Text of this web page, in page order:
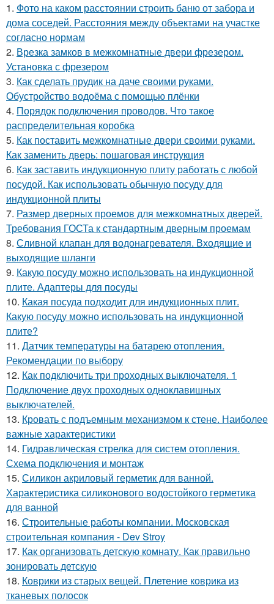
1. Фото на каком расстоянии строить баню от забора и
дома соседей. Расстояния между объектами на участке
согласно нормам
2. Врезка замков в межкомнатные двери фрезером.
Установка с фрезером
3. Как сделать прудик на даче своими руками.
Обустройство водоёма с помощью плёнки
4. Порядок подключения проводов. Что такое
распределительная коробка
5. Как поставить межкомнатные двери своими руками.
Как заменить дверь: пошаговая инструкция
6. Как заставить индукционную плиту работать с любой
посудой. Как использовать обычную посуду для
индукционной плиты
7. Размер дверных проемов для межкомнатных дверей.
Требования ГОСТа к стандартным дверным проемам
8. Сливной клапан для водонагревателя. Входящие и
выходящие шланги
9. Какую посуду можно использовать на индукционной
плите. Адаптеры для посуды
10. Какая посуда подходит для индукционных плит.
Какую посуду можно использовать на индукционной
плите?
11. Датчик температуры на батарею отопления.
Рекомендации по выбору
12. Как подключить три проходных выключателя. 1
Подключение двух проходных одноклавишных
выключателей.
13. Кровать с подъемным механизмом к стене. Наиболее
важные характеристики
14. Гидравлическая стрелка для систем отопления.
Схема подключения и монтаж
15. Силикон акриловый герметик для ванной.
Характеристика силиконового водостойкого герметика
для ванной
16. Строительные работы компании. Московская
строительная компания - Dev Stroy
17. Как организовать детскую комнату. Как правильно
зонировать детскую
18. Коврики из старых вещей. Плетение коврика из
тканевых полосок